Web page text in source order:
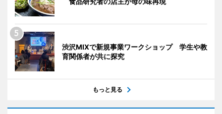
渋沢MIXで新規事業ワークショップ 学生や教
育関係者が共に探究
もっと見る